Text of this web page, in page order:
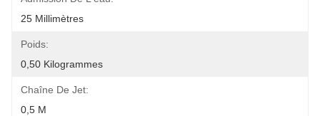
25 Millimètres
Poids:
0,50 Kilogrammes
Chaîne De Jet:
0,5 M